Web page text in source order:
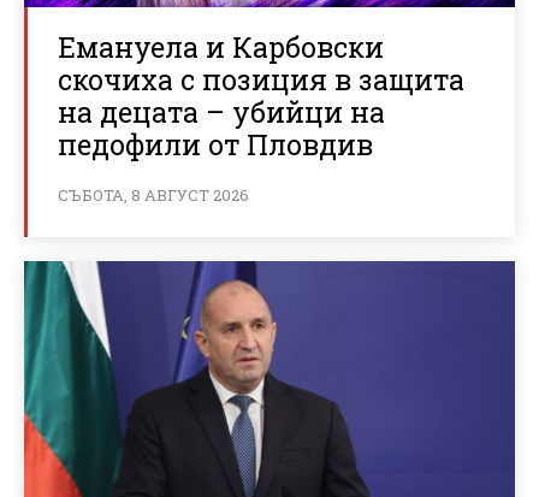
Емануела и Карбовски
скочиха с позиция в защита
на децата – убийци на
педофили от Пловдив
СЪБОТА, 8 АВГУСТ 2026